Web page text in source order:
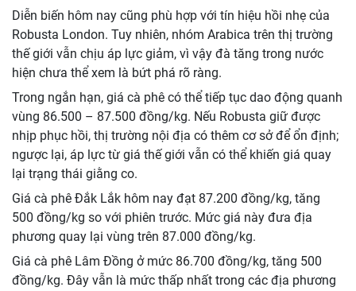
Diễn biến hôm nay cũng phù hợp với tín hiệu hồi nhẹ của
Robusta London. Tuy nhiên, nhóm Arabica trên thị trường
thế giới vẫn chịu áp lực giảm, vì vậy đà tăng trong nước
hiện chưa thể xem là bứt phá rõ ràng.
Trong ngắn hạn, giá cà phê có thể tiếp tục dao động quanh
vùng 86.500 – 87.500 đồng/kg. Nếu Robusta giữ được
nhịp phục hồi, thị trường nội địa có thêm cơ sở để ổn định;
ngược lại, áp lực từ giá thế giới vẫn có thể khiến giá quay
lại trạng thái giằng co.
Giá cà phê Đắk Lắk hôm nay đạt 87.200 đồng/kg, tăng
500 đồng/kg so với phiên trước. Mức giá này đưa địa
phương quay lại vùng trên 87.000 đồng/kg.
Giá cà phê Lâm Đồng ở mức 86.700 đồng/kg, tăng 500
đồng/kg. Đây vẫn là mức thấp nhất trong các địa phương